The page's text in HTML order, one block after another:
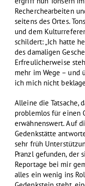
Recherchearbeiten
seitens des Ortes.
und dem
schildert: „Ich hatte
des damaligen
Erfreulicherweise
mehr im Wege – und
ich mich nicht
Alleine die Tatsache,
problemlos für einen
erwähnenswert. Auf
Gedenkstätte
sehr früh
Pranzl gefunden, der
Reportage bei mir
alles ein wenig ins